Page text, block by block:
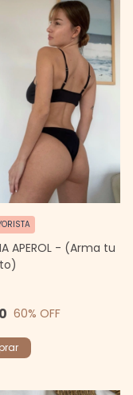
APEROL - (Arma tu
60% OFF